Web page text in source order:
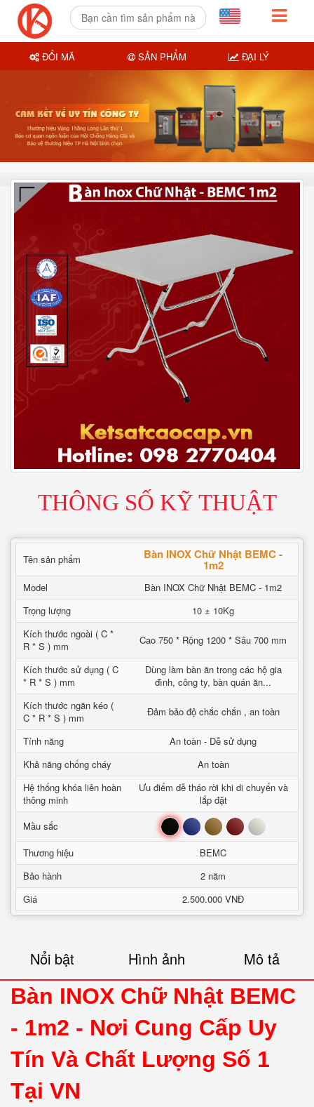
THÔNG SỐ KỸ THUẬT
Tên sản phẩm Bàn INOX Chữ Nhật BEMC -
1m2
Model
Bàn INOX Chữ Nhật BEMC - 1m2
Trọng lượng
10 ± 10Kg
Kích thước ngoài ( C *
R * S ) mm
Cao 750 * Rộng 1200 * Sâu 700 mm
Kích thước sử dụng ( C
* R * S ) mm
Dùng làm bàn ăn trong các hộ gia
đình, công ty, bàn quán ăn...
Kích thước ngăn kéo (
C * R * S ) mm
Đảm bảo độ chắc chắn , an toàn
Tính năng
An toàn - Dễ sử dụng
Khả năng chống cháy
An toàn
Hệ thống khóa liên hoàn
thông minh
Ưu điểm dễ tháo rời khi di chuyển và
lắp đặt
Mầu sắc
Đen Xanh Nâu Đỏ Trắng
Thương hiệu
BEMC
Bảo hành
2 năm
Giá
2.500.000 VNĐ
Nổi bật Hình ảnh Mô tả
Bàn INOX Chữ Nhật BEMC
- 1m2 - Nơi Cung Cấp Uy
Tín Và Chất Lượng Số 1
Tại VN
ĐỔI MÃ SẢN PHẨM ĐẠI LÝ